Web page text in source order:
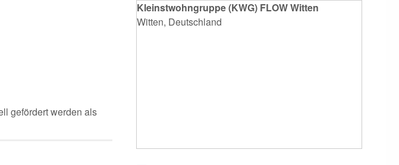
gefördert werden als
Kleinstwohngruppe (KWG) FLOW Witten
Witten, Deutschland